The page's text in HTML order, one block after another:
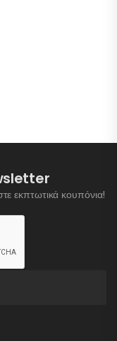
εκπτωτικά κουπόνια!